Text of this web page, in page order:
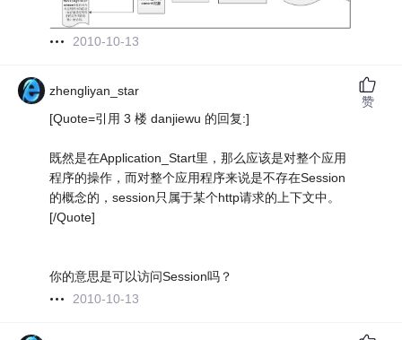
2010-10-13
zhengliyan_star
[Quote=引用 3 楼 danjiewu 的回复:]
既然是在Application_Start里，那么应该是对整个应用
程序的操作，而对整个应用程序来说是不存在Session
的概念的，session只属于某个http请求的上下文中。
[/Quote]
你的意思是可以访问Session吗？
2010-10-13
赞